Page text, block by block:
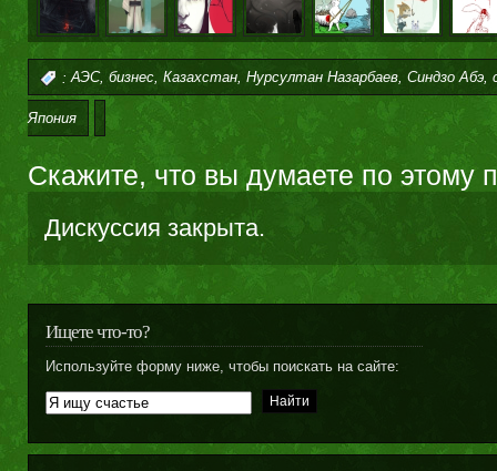
: АЭС, бизнес, Казахстан, Нурсултан Назарбаев, Синдзо Абэ,
Япония
Скажите, что вы думаете по этому
Дискуссия закрыта.
Ищете что-то?
Используйте форму ниже, чтобы поискать на сайте: